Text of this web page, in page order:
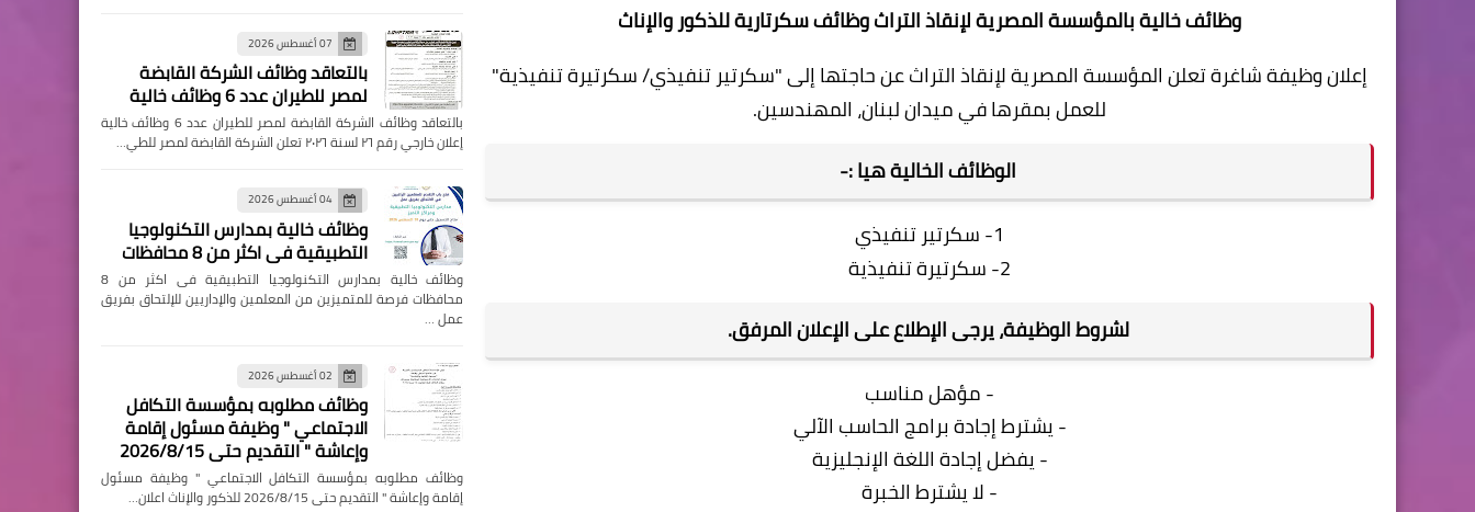
وظائف خالية بالمؤسسة المصرية لإنقاذ التراث وظائف سكرتارية للذكور والإناث
إعلان وظيفة شاغرة تعلن المؤسسة المصرية لإنقاذ التراث عن حاجتها إلى "سكرتير تنفيذي/ سكرتيرة تنفيذية"
للعمل بمقرها في ميدان لبنان، المهندسين.
الوظائف الخالية هيا :-
1- سكرتير تنفيذي
2- سكرتيرة تنفيذية
لشروط الوظيفة، يرجى الإطلاع على الإعلان المرفق.
- مؤهل مناسب
- يشترط إجادة برامج الحاسب الآلي
- يفضل إجادة اللغة الإنجليزية
- لا يشترط الخبرة
07 أغسطس 2026
بالتعاقد وظائف الشركة القابضة
لمصر للطيران عدد 6 وظائف خالية
بالتعاقد وظائف الشركة القابضة لمصر للطيران عدد 6 وظائف خالية
إعلان خارجي رقم ٢٦ لسنة ٢٠٢٦ تعلن الشركة القابضة لمصر للطي…
04 أغسطس 2026
وظائف خالية بمدارس التكنولوجيا
التطبيقية فى اكثر من 8 محافظات
وظائف خالية بمدارس التكنولوجيا التطبيقية فى اكثر من 8
محافظات فرصة للمتميزين من المعلمين والإداريين للإلتحاق بفريق
عمل …
02 أغسطس 2026
وظائف مطلوبه بمؤسسة التكافل
الاجتماعي " وظيفة مسئول إقامة
وإعاشة " التقديم حتى 2026/8/15
وظائف مطلوبه بمؤسسة التكافل الاجتماعي " وظيفة مسئول
إقامة وإعاشة " التقديم حتى 2026/8/15 للذكور والإناث اعلان…